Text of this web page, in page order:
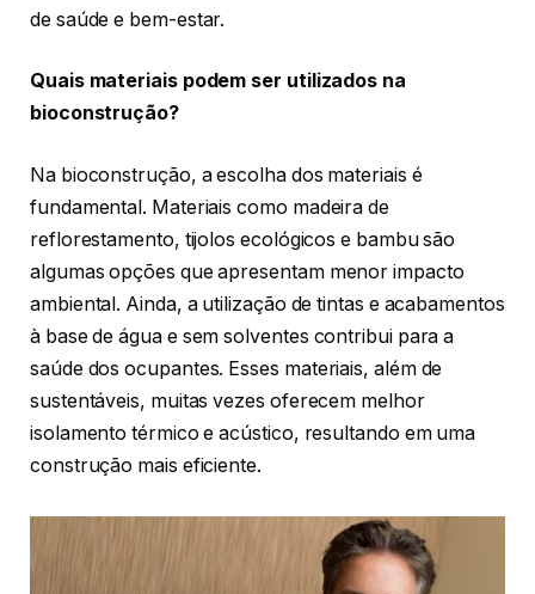
de saúde e bem-estar.
Quais materiais podem ser utilizados na
bioconstrução?
Na bioconstrução, a escolha dos materiais é
fundamental. Materiais como madeira de
reflorestamento, tijolos ecológicos e bambu são
algumas opções que apresentam menor impacto
ambiental. Ainda, a utilização de tintas e acabamentos
à base de água e sem solventes contribui para a
saúde dos ocupantes. Esses materiais, além de
sustentáveis, muitas vezes oferecem melhor
isolamento térmico e acústico, resultando em uma
construção mais eficiente.